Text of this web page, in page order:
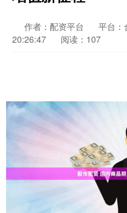
作者：配资平台 平台：
20:26:47
阅读：107